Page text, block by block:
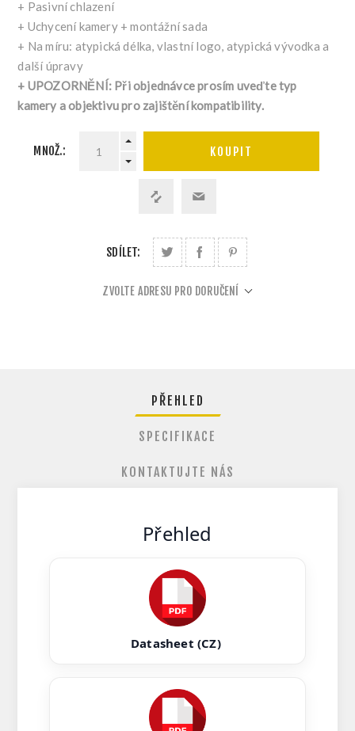
+ Pasivní chlazení
+ Uchycení kamery + montážní sada
+ Na míru: atypická délka, vlastní logo, atypická vývodka a
další úpravy
+ UPOZORNĚNÍ: Při objednávce prosím uveďte typ
kamery a objektivu pro zajištění kompatibility.
MNOŽ.: KOUPIT
SDÍLET:
ZVOLTE ADRESU PRO DORUČENÍ
PŘEHLED
SPECIFIKACE
KONTAKTUJTE NÁS
Přehled
Datasheet (CZ)